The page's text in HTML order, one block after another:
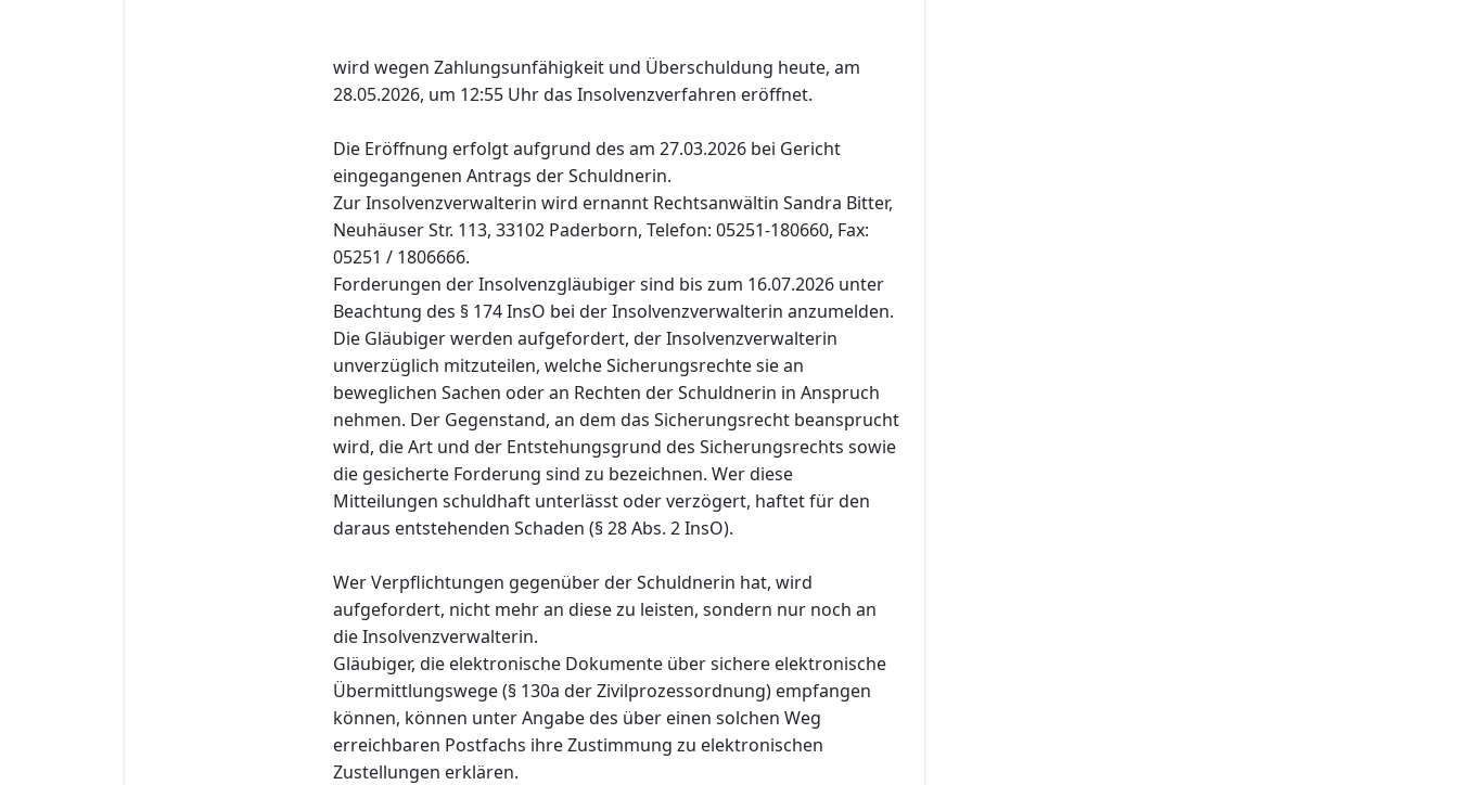
wird wegen Zahlungsunfähigkeit und Überschuldung heute, am
28.05.2026, um 12:55 Uhr das Insolvenzverfahren eröffnet.
Die Eröffnung erfolgt aufgrund des am 27.03.2026 bei Gericht
eingegangenen Antrags der Schuldnerin.
Zur Insolvenzverwalterin wird ernannt Rechtsanwältin Sandra Bitter,
Neuhäuser Str. 113, 33102 Paderborn, Telefon: 05251-180660, Fax:
05251 / 1806666.
Forderungen der Insolvenzgläubiger sind bis zum 16.07.2026 unter
Beachtung des § 174 InsO bei der Insolvenzverwalterin anzumelden.
Die Gläubiger werden aufgefordert, der Insolvenzverwalterin
unverzüglich mitzuteilen, welche Sicherungsrechte sie an
beweglichen Sachen oder an Rechten der Schuldnerin in Anspruch
nehmen. Der Gegenstand, an dem das Sicherungsrecht beansprucht
wird, die Art und der Entstehungsgrund des Sicherungsrechts sowie
die gesicherte Forderung sind zu bezeichnen. Wer diese
Mitteilungen schuldhaft unterlässt oder verzögert, haftet für den
daraus entstehenden Schaden (§ 28 Abs. 2 InsO).
Wer Verpflichtungen gegenüber der Schuldnerin hat, wird
aufgefordert, nicht mehr an diese zu leisten, sondern nur noch an
die Insolvenzverwalterin.
Gläubiger, die elektronische Dokumente über sichere elektronische
Übermittlungswege (§ 130a der Zivilprozessordnung) empfangen
können, können unter Angabe des über einen solchen Weg
erreichbaren Postfachs ihre Zustimmung zu elektronischen
Zustellungen erklären.